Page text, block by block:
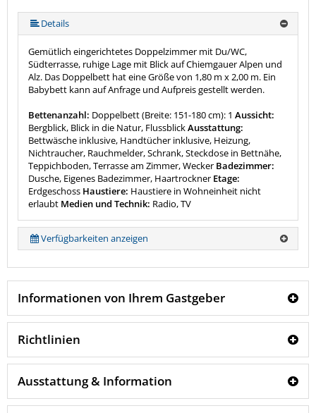
Details
Gemütlich eingerichtetes Doppelzimmer mit Du/WC,
Südterrasse, ruhige Lage mit Blick auf Chiemgauer Alpen und
Alz. Das Doppelbett hat eine Größe von 1,80 m x 2,00 m. Ein
Babybett kann auf Anfrage und Aufpreis gestellt werden.
Bettenanzahl: Doppelbett (Breite: 151-180 cm): 1 Aussicht:
Bergblick, Blick in die Natur, FlussblickAusstattung:
Bettwäsche inklusive, Handtücher inklusive, Heizung,
Nichtraucher, Rauchmelder, Schrank, Steckdose in Bettnähe,
Teppichboden, Terrasse am Zimmer, Wecker Badezimmer:
Dusche, Eigenes Badezimmer, Haartrockner Etage:
Erdgeschoss Haustiere: Haustiere in Wohneinheit nicht
erlaubt Medien und Technik: Radio, TV
Verfügbarkeiten anzeigen
Informationen von Ihrem Gastgeber
Richtlinien
Ausstattung & Information